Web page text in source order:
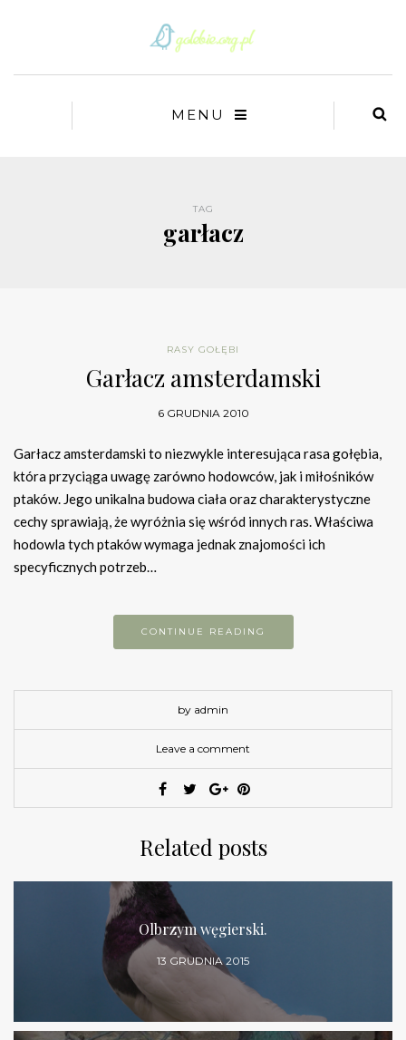
MENU
TAG
garłacz
RASY GOŁĘBI
Garłacz amsterdamski
6 GRUDNIA 2010
Garłacz amsterdamski to niezwykle interesująca rasa gołębia,
która przyciąga uwagę zarówno hodowców, jak i miłośników
ptaków. Jego unikalna budowa ciała oraz charakterystyczne
cechy sprawiają, że wyróżnia się wśród innych ras. Właściwa
hodowla tych ptaków wymaga jednak znajomości ich
specyficznych potrzeb…
CONTINUE READING
by admin
Leave a comment
Related posts
Olbrzym węgierski.
13 GRUDNIA 2015